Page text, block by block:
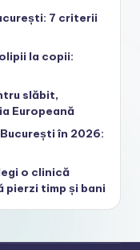
7 criterii
la copii:
slăbit,
Europeană
în 2026:
o clinică
pierzi timp și bani